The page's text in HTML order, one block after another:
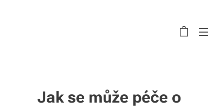
Jak se může péče o